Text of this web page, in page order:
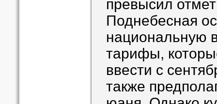
превысил
Поднебесная
национальную
тарифы,
ввести с
также